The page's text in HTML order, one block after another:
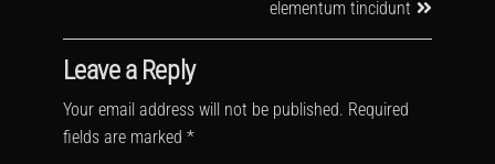
elementum tincidunt
Leave a Reply
Your email address will not be published. Required
fields are marked *